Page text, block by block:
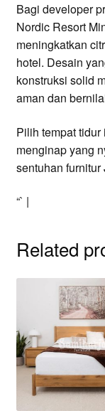
Bagi developer
Nordic Resort
meningkatkan
hotel. Desain
konstruksi solid
aman dan
Pilih tempat
menginap yang
sentuhan
“` |
Related